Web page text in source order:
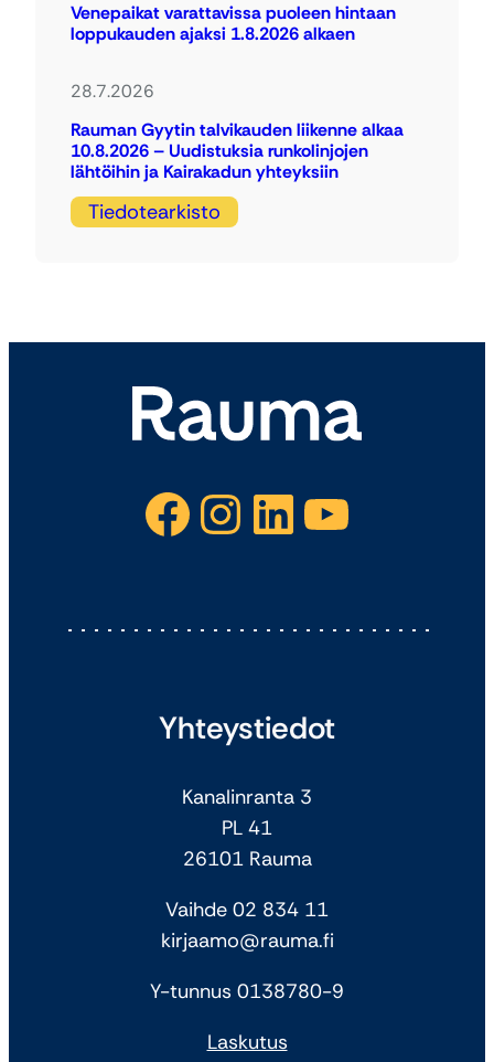
Venepaikat varattavissa puoleen hintaan
loppukauden ajaksi 1.8.2026 alkaen
28.7.2026
Rauman Gyytin talvikauden liikenne alkaa
10.8.2026 – Uudistuksia runkolinjojen
lähtöihin ja Kairakadun yhteyksiin
Tiedotearkisto
Facebook Instagram LinkedIn YouTube
Yhteystiedot
Kanalinranta 3
PL 41
26101 Rauma
Vaihde 02 834 11
kirjaamo@rauma.fi
Y-tunnus 0138780-9
Laskutus